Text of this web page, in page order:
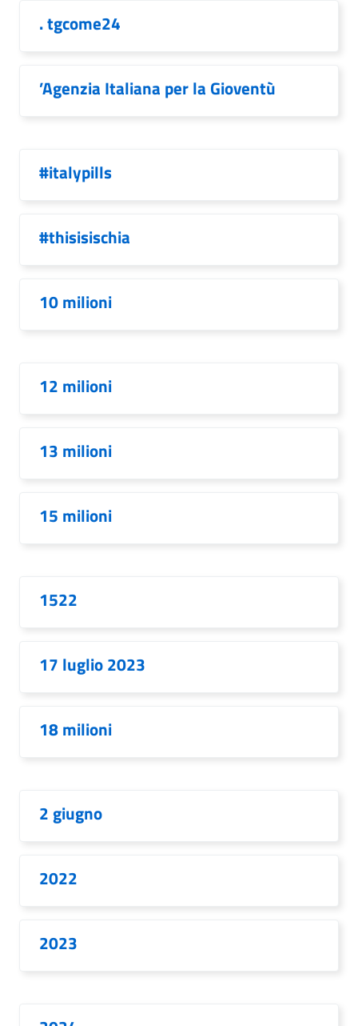
. tgcome24
’Agenzia Italiana per la Gioventù
#italypills
#thisisischia
10 milioni
12 milioni
13 milioni
15 milioni
1522
17 luglio 2023
18 milioni
2 giugno
2022
2023